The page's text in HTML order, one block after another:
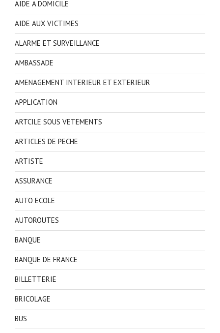
AIDE A DOMICILE
AIDE AUX VICTIMES
ALARME ET SURVEILLANCE
AMBASSADE
AMENAGEMENT INTERIEUR ET EXTERIEUR
APPLICATION
ARTCILE SOUS VETEMENTS
ARTICLES DE PECHE
ARTISTE
ASSURANCE
AUTO ECOLE
AUTOROUTES
BANQUE
BANQUE DE FRANCE
BILLETTERIE
BRICOLAGE
BUS